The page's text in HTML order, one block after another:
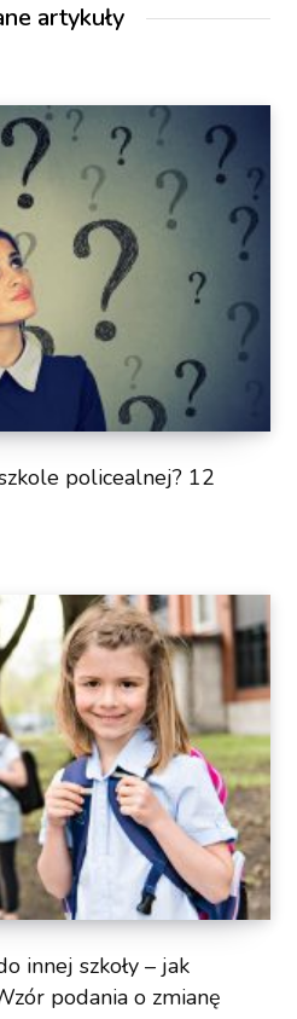
artykuły
policealnej? 12
innej szkoły – jak
podania o zmianę